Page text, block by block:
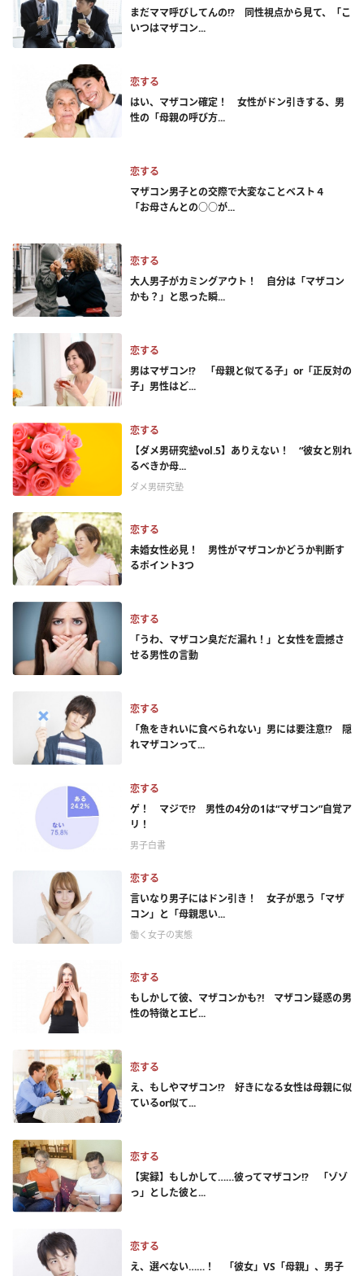
まだママ呼びしてんの!? 同性視点から見て、「こ
いつはマザコン...
恋する
はい、マザコン確定！ 女性がドン引きする、男
性の「母親の呼び方...
恋する
マザコン男子との交際で大変なことベスト４
「お母さんとの○○が...
恋する
大人男子がカミングアウト！ 自分は「マザコン
かも？」と思った瞬...
恋する
男はマザコン!? 「母親と似てる子」or「正反対の
子」男性はど...
恋する
【ダメ男研究塾vol.5】ありえない！ “彼女と別れ
るべきか母...
ダメ男研究塾
恋する
未婚女性必見！ 男性がマザコンかどうか判断す
るポイント3つ
恋する
「うわ、マザコン臭だだ漏れ！」と女性を震撼さ
せる男性の言動
恋する
「魚をきれいに食べられない」男には要注意!? 隠
れマザコンって...
恋する
ゲ！ マジで!? 男性の4分の1は“マザコン”自覚ア
リ！
男子白書
恋する
言いなり男子にはドン引き！ 女子が思う「マザ
コン」と「母親思い...
働く女子の実態
恋する
もしかして彼、マザコンかも?! マザコン疑惑の男
性の特徴とエピ...
恋する
え、もしやマザコン!? 好きになる女性は母親に似
ているor似て...
恋する
【実録】もしかして……彼ってマザコン!? 「ゾゾ
っ」とした彼と...
恋する
え、選べない……！ 「彼女」VS「母親」、男子